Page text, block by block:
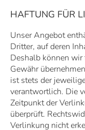
HAFTUNG FÜR
Unser Angebot
Dritter, auf deren
Deshalb können wir
Gewähr
ist stets der
verantwortlich. Die
Zeitpunkt der
überprüft.
Verlinkung nicht